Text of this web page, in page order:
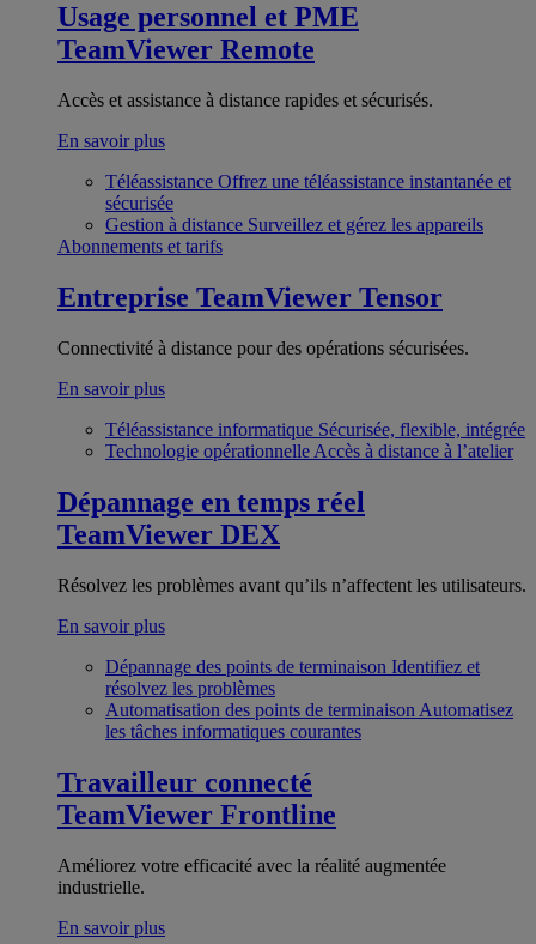
Usage personnel et PME
TeamViewer Remote
Accès et assistance à distance rapides et sécurisés.
En savoir plus
Téléassistance Offrez une téléassistance instantanée et
sécurisée
Gestion à distance Surveillez et gérez les appareils
Abonnements et tarifs
Entreprise TeamViewer Tensor
Connectivité à distance pour des opérations sécurisées.
En savoir plus
Téléassistance informatique Sécurisée, flexible, intégrée
Technologie opérationnelle Accès à distance à l’atelier
Dépannage en temps réel
TeamViewer DEX
Résolvez les problèmes avant qu’ils n’affectent les utilisateurs.
En savoir plus
Dépannage des points de terminaison Identifiez et
résolvez les problèmes
Automatisation des points de terminaison Automatisez
les tâches informatiques courantes
Travailleur connecté
TeamViewer Frontline
Améliorez votre efficacité avec la réalité augmentée
industrielle.
En savoir plus